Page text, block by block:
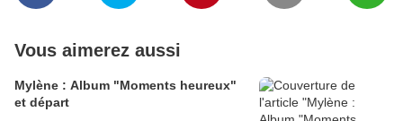
Vous aimerez aussi
Mylène : Album "Moments heureux"
et départ